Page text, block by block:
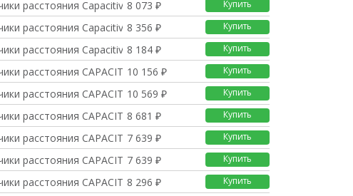
расстояния Capacitive8 073 ₽ Купить
расстояния Capacitive8 356 ₽ Купить
расстояния Capacitive8 184 ₽ Купить
расстояния CAPACITIVE10 156 ₽ Купить
расстояния CAPACITIVE10 569 ₽ Купить
расстояния CAPACITIVE8 681 ₽ Купить
расстояния CAPACITIVE7 639 ₽ Купить
расстояния CAPACITIVE7 639 ₽ Купить
расстояния CAPACITIVE8 296 ₽ Купить